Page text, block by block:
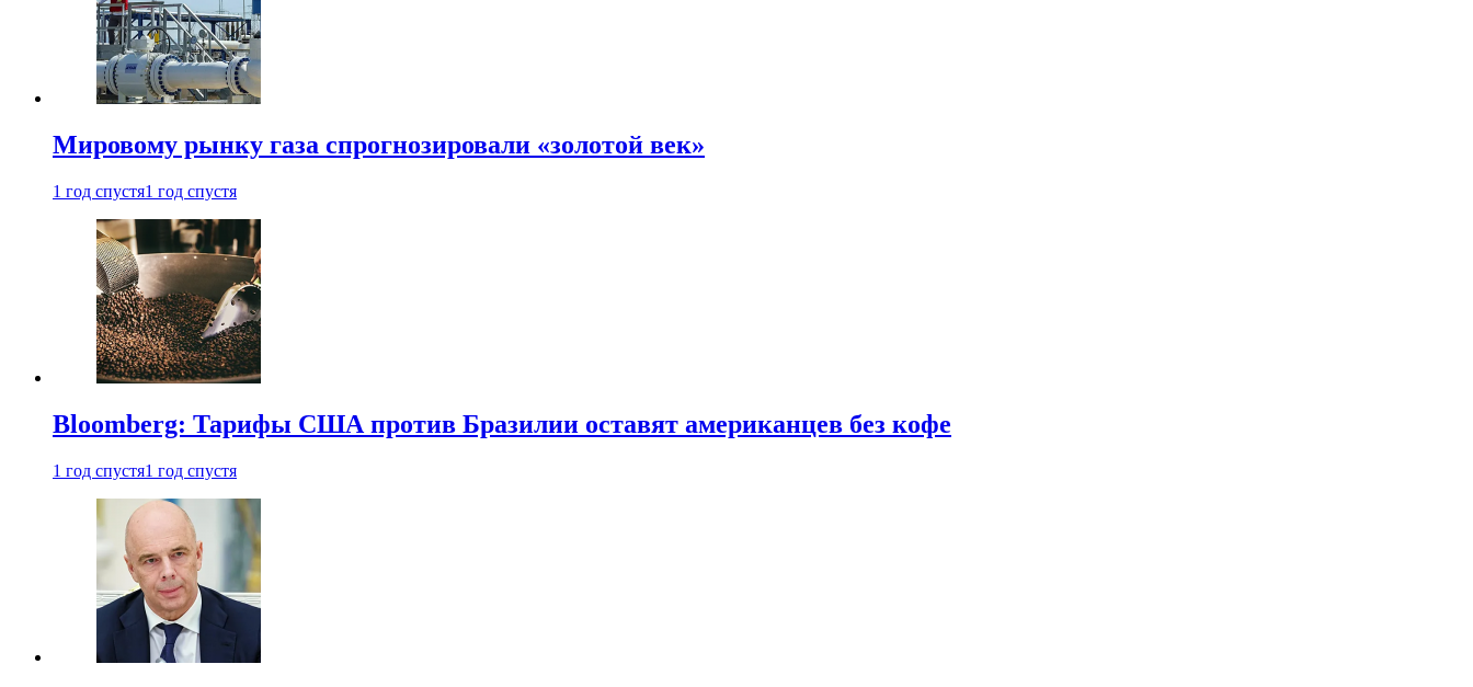
Мировому рынку газа спрогнозировали «золотой век»
1 год спустя1 год спустя
Bloomberg: Тарифы США против Бразилии оставят американцев без кофе
1 год спустя1 год спустя